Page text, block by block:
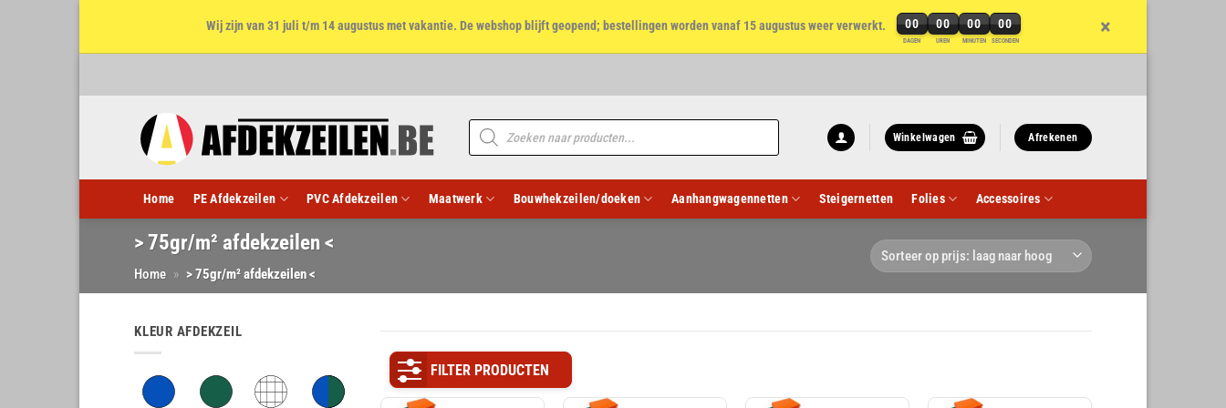
Wij zijn van 31 juli t/m 14 augustus met vakantie. De webshop blijft geopend; bestellingen worden vanaf 15 augustus weer verwerkt. 00
DAGEN
00
UREN
00
MINUTEN
00
SECONDEN
×
Producten
zoeken
Winkelwagen Afrekenen
Home PE Afdekzeilen PVC Afdekzeilen Maatwerk Bouwhekzeilen/doeken Aanhangwagennetten Steigernetten Folies Accessoires
> 75gr/m² afdekzeilen <
Home » > 75gr/m² afdekzeilen <
KLEUR AFDEKZEIL
FILTER PRODUCTEN